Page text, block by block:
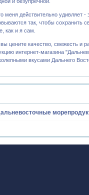
меня действительно удивляет -
так, чтобы сохранить
как и я сам.
цените качество, свежесть и
интернет-магазина
вкусами Дальнего